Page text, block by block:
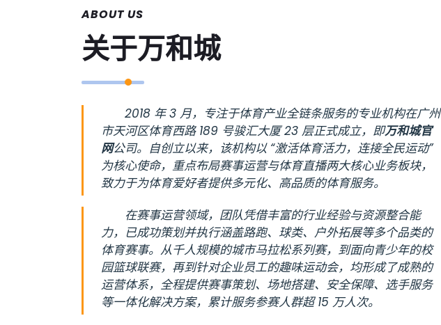
ABOUT US
关于万和城
2018 年 3 月，专注于体育产业全链条服务的专业机构在广州
市天河区体育西路 189 号骏汇大厦 23 层正式成立，即万和城官
网公司。自创立以来，该机构以 “激活体育活力，连接全民运动”
为核心使命，重点布局赛事运营与体育直播两大核心业务板块，
致力于为体育爱好者提供多元化、高品质的体育服务。
在赛事运营领域，团队凭借丰富的行业经验与资源整合能
力，已成功策划并执行涵盖路跑、球类、户外拓展等多个品类的
体育赛事。从千人规模的城市马拉松系列赛，到面向青少年的校
园篮球联赛，再到针对企业员工的趣味运动会，均形成了成熟的
运营体系，全程提供赛事策划、场地搭建、安全保障、选手服务
等一体化解决方案，累计服务参赛人群超 15 万人次。